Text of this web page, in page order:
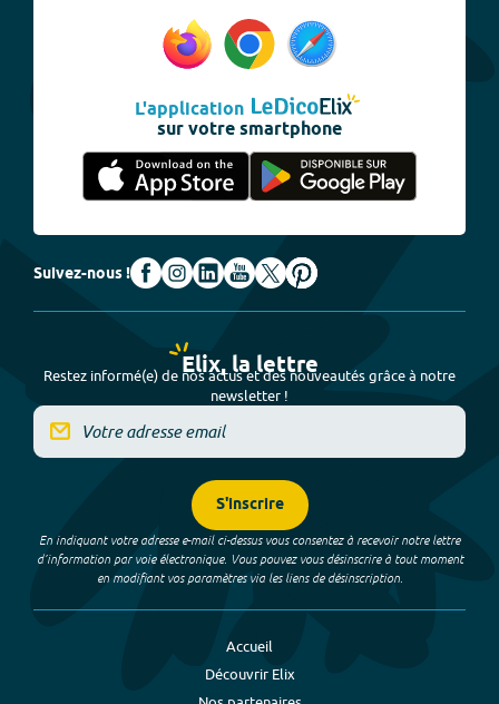
L'application
sur votre smartphone
Suivez-nous !
Elix, la lettre
Restez informé(e) de nos actus et des nouveautés grâce à notre
newsletter !
S'inscrire
En indiquant votre adresse e-mail ci-dessus vous consentez à recevoir notre lettre
d’information par voie électronique. Vous pouvez vous désinscrire à tout moment
en modifiant vos paramètres via les liens de désinscription.
Accueil
Découvrir Elix